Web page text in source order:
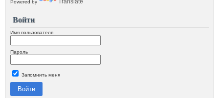
Powered by Translate
Войти
Имя пользователя
Пароль
Запомнить меня
Войти